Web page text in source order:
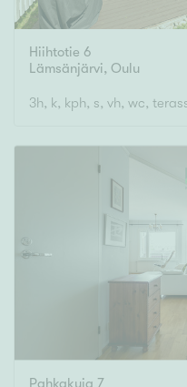
Hiihtotie 6
Lämsänjärvi, Oulu
3h, k, kph, s, vh, wc,
Pahkakuja 7